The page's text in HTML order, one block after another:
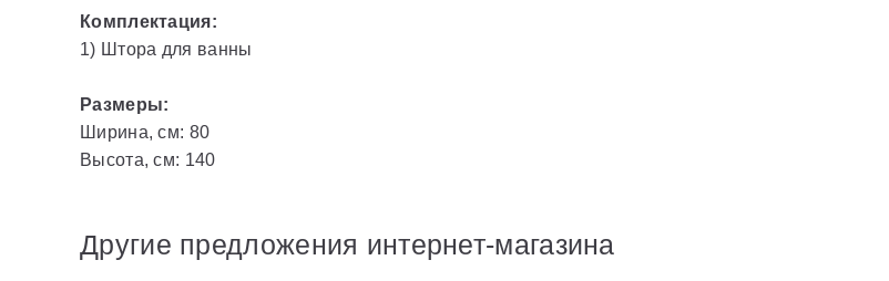
Комплектация:
1) Штора для ванны
Размеры:
Ширина, см: 80
Высота, см: 140
Другие предложения интернет-магазина